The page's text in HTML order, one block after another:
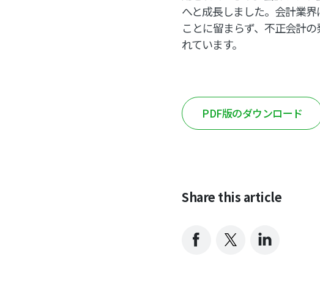
へと成長しました。会計業
ことに留まらず、不正会計
れています。
PDF版のダウンロード
Share this article